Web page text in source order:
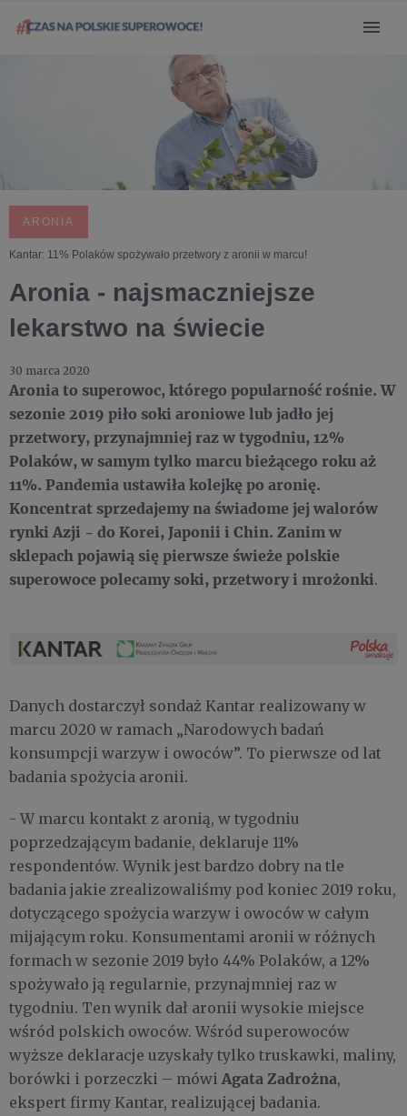
ARONIA
Kantar: 11% Polaków spożywało przetwory z aronii w marcu!
Aronia - najsmaczniejsze
lekarstwo na świecie
30 marca 2020
Aronia to superowoc, którego popularność rośnie. W
sezonie 2019 piło soki aroniowe lub jadło jej
przetwory, przynajmniej raz w tygodniu, 12%
Polaków, w samym tylko marcu bieżącego roku aż
11%. Pandemia ustawiła kolejkę po aronię.
Koncentrat sprzedajemy na świadome jej walorów
rynki Azji - do Korei, Japonii i Chin. Zanim w
sklepach pojawią się pierwsze świeże polskie
superowoce polecamy soki, przetwory i mrożonki.
Danych dostarczył sondaż Kantar realizowany w
marcu 2020 w ramach „Narodowych badań
konsumpcji warzyw i owoców”. To pierwsze od lat
badania spożycia aronii.
- W marcu kontakt z aronią, w tygodniu
poprzedzającym badanie, deklaruje 11%
respondentów. Wynik jest bardzo dobry na tle
badania jakie zrealizowaliśmy pod koniec 2019 roku,
dotyczącego spożycia warzyw i owoców w całym
mijającym roku. Konsumentami aronii w różnych
formach w sezonie 2019 było 44% Polaków, a 12%
spożywało ją regularnie, przynajmniej raz w
tygodniu. Ten wynik dał aronii wysokie miejsce
wśród polskich owoców. Wśród superowoców
wyższe deklaracje uzyskały tylko truskawki, maliny,
borówki i porzeczki – mówiAgata Zadrożna,
ekspert firmy Kantar, realizującej badania.